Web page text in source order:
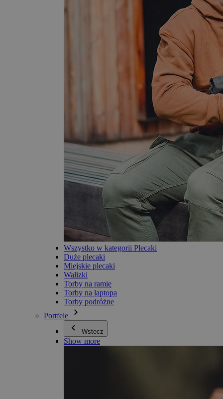
Wszystko w kategorii Plecaki
Duże plecaki
Miejskie plecaki
Walizki
Torby na ramię
Torby na laptopa
Torby podróżne
Portfele
Wstecz
Show more